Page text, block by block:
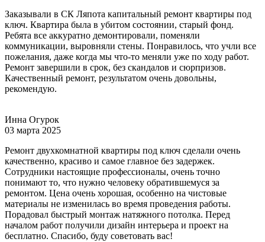
Заказывали в СК Ляпота капитальный ремонт квартиры под
ключ. Квартира была в убитом состоянии, старый фонд.
Ребята все аккуратно демонтировали, поменяли
коммуникации, выровняли стены. Понравилось, что учли все
пожелания, даже когда мы что-то меняли уже по ходу работ.
Ремонт завершили в срок, без скандалов и сюрпризов.
Качественный ремонт, результатом очень довольны,
рекомендую.
Инна Огурок
03 марта 2025
Ремонт двухкомнатной квартиры под ключ сделали очень
качественно, красиво и самое главное без задержек.
Сотрудники настоящие профессионалы, очень точно
понимают то, что нужно человеку обратившемуся за
ремонтом. Цена очень хорошая, особенно на чистовые
материалы не изменилась во время проведения работы.
Порадовал быстрый монтаж натяжного потолка. Перед
началом работ получили дизайн интерьера и проект на
бесплатно. Спасибо, буду советовать вас!